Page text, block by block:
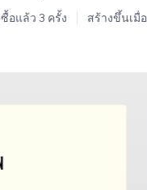
ซื้อแล้ว 3 ครั้ง สร้างขึ้นเมื่อ